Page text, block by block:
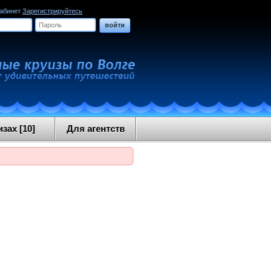
Зарегистрируйтесь
войти
[10] Для агентств